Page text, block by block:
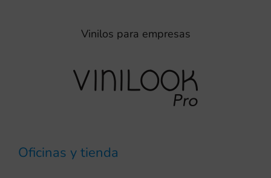
Vinilos para empresas
Oficinas y tienda